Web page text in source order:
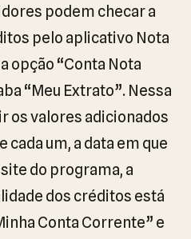
podem checar a
pelo aplicativo Nota
opção “Conta Nota
“Meu Extrato”. Nessa
os valores adicionados
cada um, a data em que
do programa, a
dos créditos está
Conta Corrente” e